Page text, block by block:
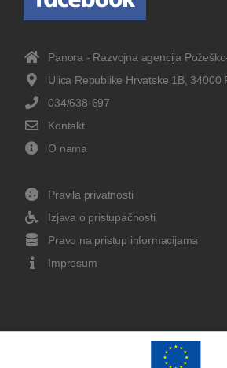
Panora - Razvojna agencija
Ulica Republike Hrvatske 1B, 34000
034/638-697
Kontakt
O nama
Pravila privatnosti
Izjava o pristupačnosti
Pravo na pristup informacijama
Impresum